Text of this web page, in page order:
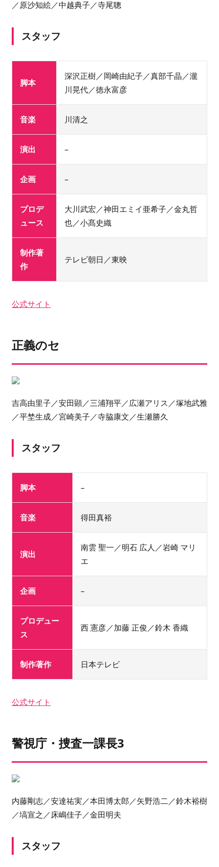
／原沙知絵／中越典子／寺尾聰
スタッフ
脚本
深沢正樹／岡崎由紀子／真部千晶／瀧
川晃代／徳永富彦
音楽 川清之
演出 –
企画 –
プロデ
ュース
大川武宏／神田エミイ亜希子／金丸哲
也／小髙史織
制作著
作
テレビ朝日／東映
公式サイト
正義のセ
吉高由里子／安田顕／三浦翔平／広瀬アリス／塚地武雅
／平埜生成／宮崎美子／寺脇康文／生瀬勝久
スタッフ
脚本 –
音楽 得田真裕
演出
南雲 聖一／明石 広人／岩崎 マリ
エ
企画 –
プロデュー
ス
西 憲彦／加藤 正俊／鈴木 香織
制作著作 日本テレビ
公式サイト
警視庁・捜査一課長3
内藤剛志／安達祐実／本田博太郎／矢野浩二／鈴木裕樹
／塙宣之／床嶋佳子／金田明夫
スタッフ